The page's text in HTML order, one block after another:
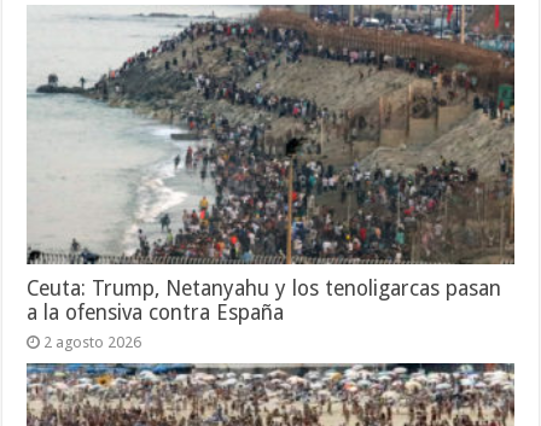
Ceuta: Trump, Netanyahu y los tenoligarcas pasan
a la ofensiva contra España
2 agosto 2026